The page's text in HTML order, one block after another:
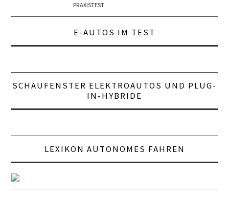
ELEKTROMOTOR
HPC HIGH POWER
PRAXISTEST
E-AUTOS IM TEST
SCHAUFENSTER ELEKTROAUTOS UND PLUG-
IN-HYBRIDE
LEXIKON AUTONOMES FAHREN